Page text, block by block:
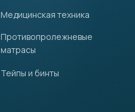
Медицинская техника
Противопролежневые
матрасы
Тейпы и бинты